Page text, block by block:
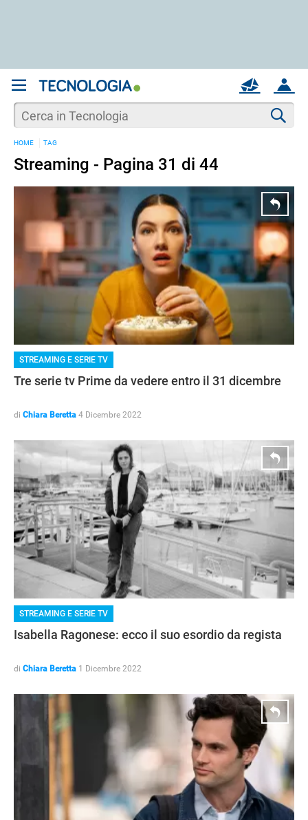
ACCOUNT
MAIL
NEWS
HOME TAG
Streaming - Pagina 31 di 44
STREAMING E SERIE TV
Tre serie tv Prime da vedere entro il 31 dicembre
di Chiara Beretta 4 Dicembre 2022
STREAMING E SERIE TV
Isabella Ragonese: ecco il suo esordio da regista
di Chiara Beretta 1 Dicembre 2022